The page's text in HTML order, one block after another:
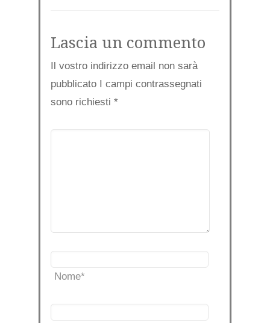
Lascia un commento
Il vostro indirizzo email non sarà
pubblicato I campi contrassegnati
sono richiesti *
Nome*